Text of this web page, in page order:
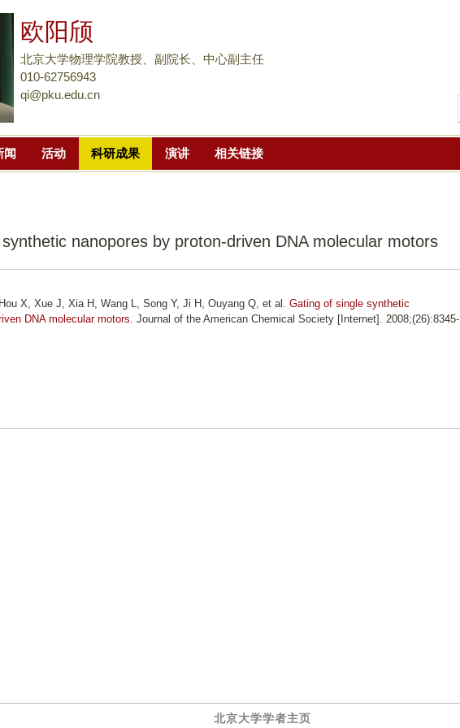
到
主
分
欧阳颀
北京大学物理学院教授、副院长、中心副主任
010-62756943
qi@pku.edu.cn
闻 活动 科研成果 演讲 相关链接
nanopores by proton-driven DNA molecular motors
X, Xue J, Xia H, Wang L, Song Y, Ji H, Ouyang Q, et al. Gating of single synthetic
DNA molecular motors. Journal of the American Chemical Society [Internet]. 2008;(26):8345-
北京大学学者主页